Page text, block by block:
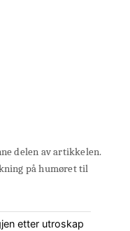
delen av artikkelen.
på humøret til
etter utroskap